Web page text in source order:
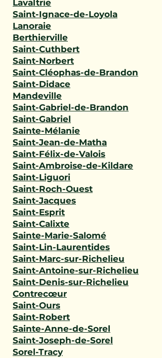
Lavaltrie
Saint-Ignace-de-Loyola
Lanoraie
Berthierville
Saint-Cuthbert
Saint-Norbert
Saint-Cléophas-de-Brandon
Saint-Didace
Mandeville
Saint-Gabriel-de-Brandon
Saint-Gabriel
Sainte-Mélanie
Saint-Jean-de-Matha
Saint-Félix-de-Valois
Saint-Ambroise-de-Kildare
Saint-Liguori
Saint-Roch-Ouest
Saint-Jacques
Saint-Esprit
Saint-Calixte
Sainte-Marie-Salomé
Saint-Lin-Laurentides
Saint-Marc-sur-Richelieu
Saint-Antoine-sur-Richelieu
Saint-Denis-sur-Richelieu
Contrecœur
Saint-Ours
Saint-Robert
Sainte-Anne-de-Sorel
Saint-Joseph-de-Sorel
Sorel-Tracy